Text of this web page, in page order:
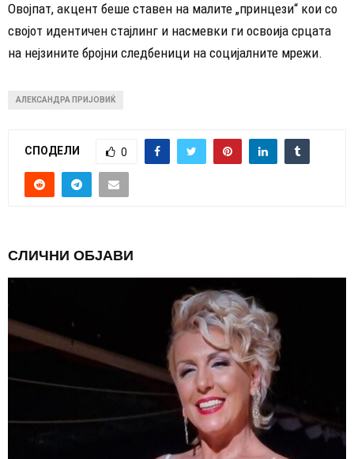
Овојпат, акцент беше ставен на малите „принцези“ кои со
својот идентичен стајлинг и насмевки ги освоија срцата
на нејзините бројни следбеници на социјалните мрежи.
АЛЕКСАНДРА ПРИЈОВИЌ
СПОДЕЛИ 0
СЛИЧНИ ОБЈАВИ